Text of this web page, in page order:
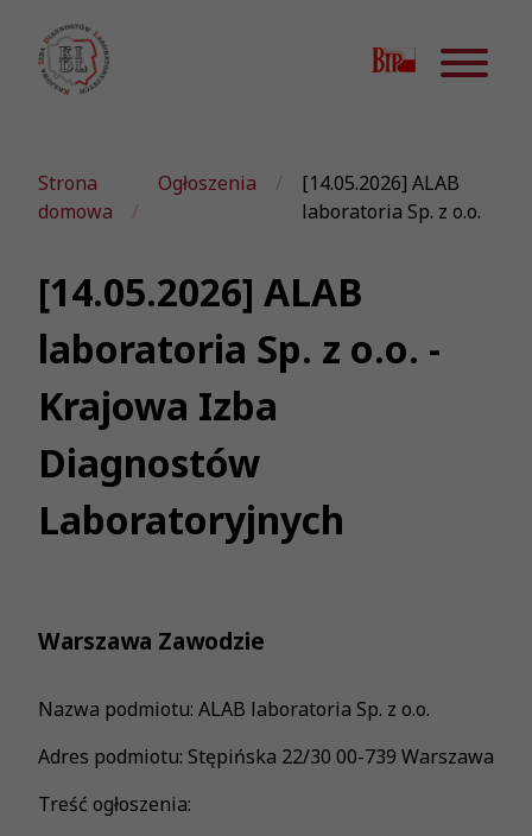
Strona
domowa
Ogłoszenia
[14.05.2026] ALAB
laboratoria Sp. z o.o.
[14.05.2026] ALAB
laboratoria Sp. z o.o. -
Krajowa Izba
Diagnostów
Laboratoryjnych
Warszawa Zawodzie
Nazwa podmiotu: ALAB laboratoria Sp. z o.o.
Adres podmiotu: Stępińska 22/30 00-739 Warszawa
Treść ogłoszenia: